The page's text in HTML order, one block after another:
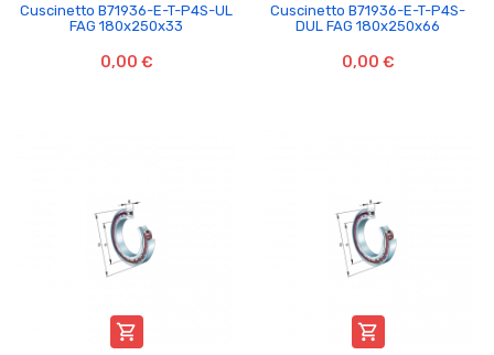
Cuscinetto B71936-E-T-P4S-UL
FAG 180x250x33
0,00 €
Cuscinetto B71936-E-T-P4S-
DUL FAG 180x250x66
0,00 €
 